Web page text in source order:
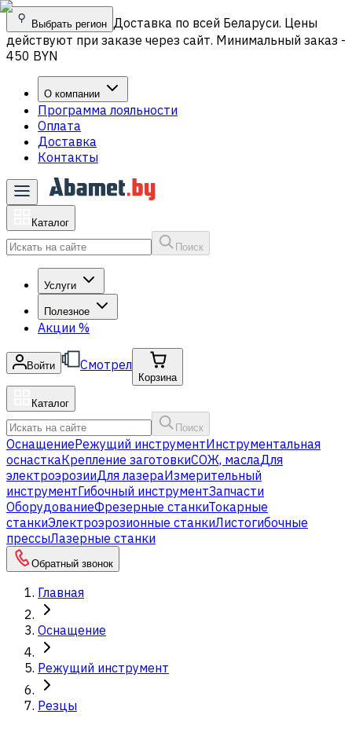
Выбрать регион Доставка по всей Беларуси. Цены
действуют при заказе через сайт. Минимальный заказ -
450 BYN
О компании
Программа лояльности
Оплата
Доставка
Контакты
Каталог
Поиск
Услуги
Полезное
Акции %
Войти Смотрел
Корзина
Каталог
Поиск
ОснащениеРежущий инструментИнструментальная
оснасткаКрепление заготовкиСОЖ, маслаДля
электроэрозииДля лазераИзмерительный
инструментГибочный инструментЗапчасти
ОборудованиеФрезерные станкиТокарные
станкиЭлектроэрозионные станкиЛистогибочные
прессыЛазерные станки
Обратный звонок
Главная
Оснащение
Режущий инструмент
Резцы